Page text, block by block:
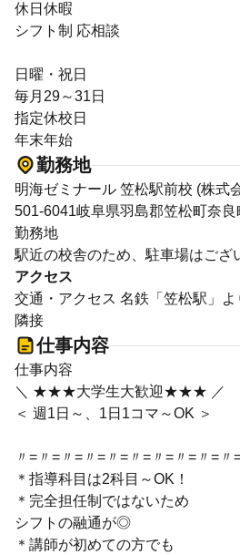
休日休暇
シフト制 応相談
日曜・祝日
毎月29～31日
指定休校日
年末年始
勤務地
明海ゼミナール 笠松駅前校 (株式
501-6041岐阜県羽島郡笠松町奈
勤務地
駅近の校舎のため、駐車場はござ
アクセス
交通・アクセス 名鉄「笠松駅」
隣接
仕事内容
仕事内容
＼ ★★★大学生大歓迎★★★ ／
＜ 週1日～、1日1コマ～OK ＞
〃=〃=〃=〃=〃=〃=〃=〃=〃=〃
＊指導科目は2科目～OK！
＊完全担任制ではないため
シフトの融通が◎
＊講師が初めての方でも